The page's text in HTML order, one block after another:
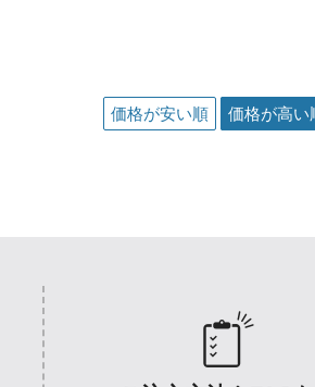
価格が安い順 価格が高い